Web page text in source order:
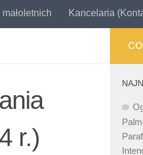
Kancelaria
r.)